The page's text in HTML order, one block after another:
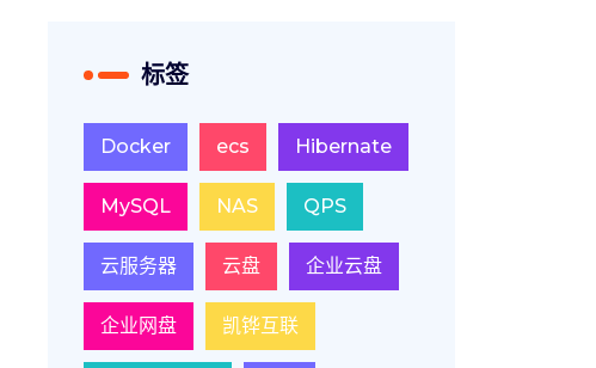
标签
Docker ecs Hibernate
MySQL NAS QPS
云服务器 云盘 企业云盘
企业网盘 凯铧互联